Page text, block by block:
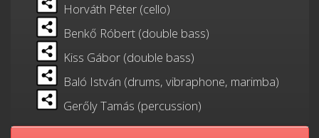
Horváth Péter (cello)
Benkő Róbert (double bass)
Kiss Gábor (double bass)
Baló István (drums, vibraphone, marimba)
Gerőly Tamás (percussion)